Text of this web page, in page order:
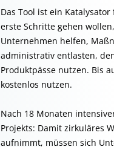
Das Tool ist ein
erste Schritte gehen
Unternehmen helfen,
administrativ entlasten,
Produktpässe nutzen. Bis
kostenlos nutzen.
Nach 18 Monaten
Projekts: Damit zirkuläres
aufnimmt, müssen sich